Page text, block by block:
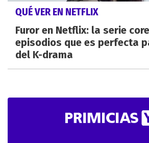
QUÉ VER EN NETFLIX
Furor en Netflix: la serie
episodios que es perfecta
del K-drama